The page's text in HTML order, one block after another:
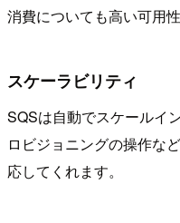
消費についても高い可用
スケーラビリティ
SQSは自動でスケールイ
ロビジョニングの操作な
応してくれます。